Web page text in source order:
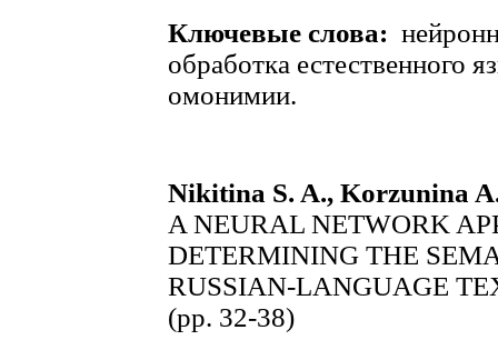
Ключевые слова:
обработка естественного
омонимии.
Nikitina S. A., Korzunina
A NEURAL NETWORK
DETERMINING THE
RUSSIAN-LANGUAGE
(pp. 32-38)